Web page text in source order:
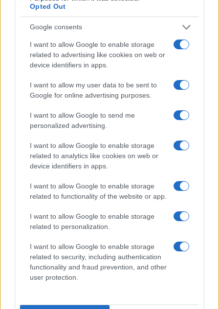
Opted Out
Google consents
I want to allow Google to enable storage
related to advertising like cookies on web or
device identifiers in apps.
I want to allow my user data to be sent to
Google for online advertising purposes.
I want to allow Google to send me
personalized advertising.
I want to allow Google to enable storage
related to analytics like cookies on web or
device identifiers in apps.
I want to allow Google to enable storage
related to functionality of the website or app.
I want to allow Google to enable storage
related to personalization.
I want to allow Google to enable storage
related to security, including authentication
functionality and fraud prevention, and other
user protection.
Insomma ci vuole la testa, e un Paese che non usa
la testa finisce con usare la pancia.Battaglia ha
voluto allora scrivere un volume che
conducesse gli adolescentidolcemente, quasi
mano per mano, per sei anni, dal primo anno
programma è calibrato sugli studi scientifici e gli
argomenti ci sono tutti. Salvo rarissime eccezioni,
ogni affermazione è dimostrata, e lo è con
linguaggio discorsivo.L’autore usa un ingegnoso
: ogni concetto
(sia esso una definizione, un teorema, un
esempio, o un commento) è etichettato con un
numero e, in tutto, distribuiti in 20 capitoli, il libro
contiene circa 600 concetti: in media, bisogna
commenti sono senza prezzo, tanto sono
illuminanti e non sempre si trovano nei comuni
libri di testo. In conclusione, se avete figli, nipoti o
amici adolescenti che sono appassionati di (o che
hanno difficoltà in) matematica, questo libro potrà
essere un compagno prezioso per molti anni.